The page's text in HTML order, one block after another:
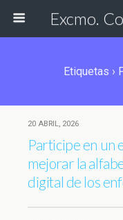
Etiquetas ›
20 ABRIL, 2026
Participe en un
mejorar la
digital de los